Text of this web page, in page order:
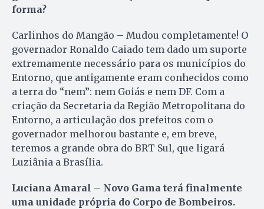
forma?
Carlinhos do Mangão – Mudou completamente! O
governador Ronaldo Caiado tem dado um suporte
extremamente necessário para os municípios do
Entorno, que antigamente eram conhecidos como
a terra do “nem”: nem Goiás e nem DF. Com a
criação da Secretaria da Região Metropolitana do
Entorno, a articulação dos prefeitos com o
governador melhorou bastante e, em breve,
teremos a grande obra do BRT Sul, que ligará
Luziânia a Brasília.
Luciana Amaral – Novo Gama terá finalmente
uma unidade própria do Corpo de Bombeiros.